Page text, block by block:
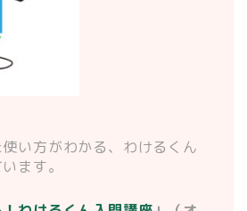
い方がわかる、わけるくん
ます。